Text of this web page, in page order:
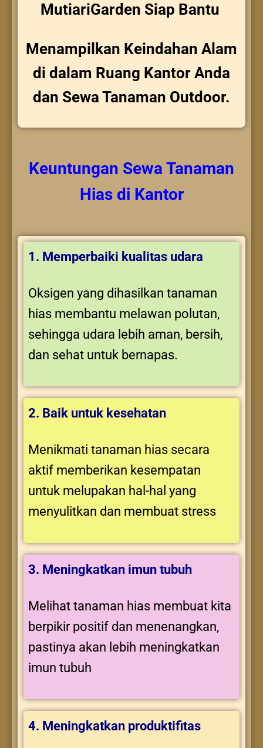
MutiariGarden Siap Bantu
Menampilkan Keindahan Alam
di dalam Ruang Kantor Anda
dan Sewa Tanaman Outdoor.
Keuntungan Sewa Tanaman
Hiasdi Kantor
1. Memperbaiki kualitas udara
Oksigen yang dihasilkan tanaman
hias membantu melawan polutan,
sehingga udara lebih aman, bersih,
dan sehat untuk bernapas.
2. Baik untuk kesehatan
Menikmati tanaman hias secara
aktif memberikan kesempatan
untuk melupakan hal-hal yang
menyulitkan dan membuat stress
3. Meningkatkan imun tubuh
Melihat tanaman hias membuat kita
berpikir positif dan menenangkan,
pastinya akan lebih meningkatkan
imun tubuh
4. Meningkatkan produktifitas